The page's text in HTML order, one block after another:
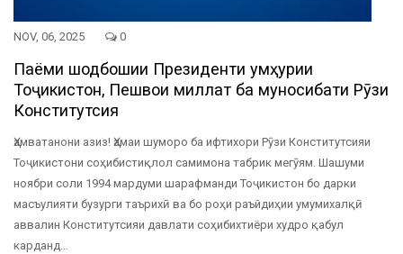
NOV, 06, 2025 0
Паёми шодбошии Президенти Ҷумҳурии
Тоҷикистон, Пешвои миллат ба муносибати Рӯзи
Конститутсия
Ҳамватанони азиз! Ҳамаи шуморо ба ифтихори Рӯзи Конститутсияи
Тоҷикистони соҳибистиқлол самимона табрик мегӯям. Шашуми
ноябри соли 1994 мардуми шарафманди Тоҷикистон бо дарки
масъулияти бузурги таърихӣ ва бо роҳи раъйдиҳии умумихалқӣ
аввалин Конститутсияи давлати соҳибихтиёри худро қабул
карданд…